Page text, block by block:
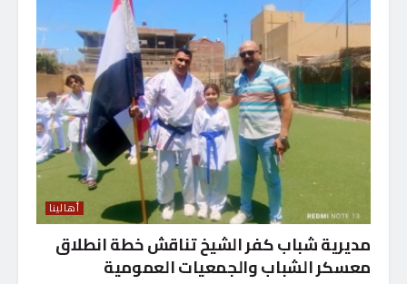
أهالينا
مديرية شباب كفر الشيخ تناقش خطة انطلاق
معسكر الشباب والجمعيات العمومية